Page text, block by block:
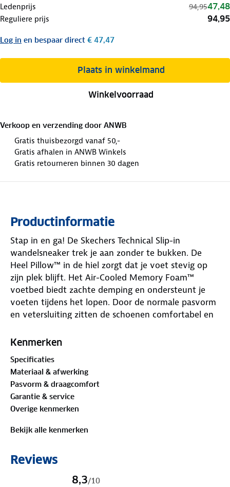
Ledenprijs 94,9547,48
Reguliere prijs 94,95
Log in en bespaar direct € 47,47
Plaats in winkelmand
Winkelvoorraad
Verkoop en verzending door ANWB
Gratis thuisbezorgd vanaf 50,-
Gratis afhalen in ANWB Winkels
Gratis retourneren binnen 30 dagen
Productinformatie
Stap in en ga! De Skechers Technical Slip-in
wandelsneaker trek je aan zonder te bukken. De
Heel Pillow™ in de hiel zorgt dat je voet stevig op
zijn plek blijft. Het Air-Cooled Memory Foam™
voetbed biedt zachte demping en ondersteunt je
voeten tijdens het lopen. Door de normale pasvorm
en vetersluiting zitten de schoenen comfortabel en
De flexibele zool met profiel biedt grip op
verschillende ondergronden. De grijze kleur en het
herkenbare Skechers® logo geven de sneakers een
sportieve uitstraling. Een blokje om of een lange
wandeling? Met deze wandelsneakers ben je klaar
om op pad te gaan!
Kenmerken
Specificaties
Materiaal & afwerking
Pasvorm & draagcomfort
Garantie & service
Overige kenmerken
Bekijk alle kenmerken
Reviews
8,3/10